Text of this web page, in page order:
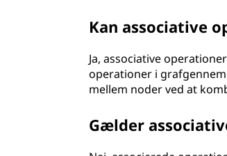
Kan associative
Ja, associative
operationer i
mellem noder ved at
Gælder